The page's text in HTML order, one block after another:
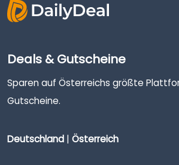
Deals & Gutscheine
Sparen auf Österreichs größte
Gutscheine.
Deutschland | Österreich